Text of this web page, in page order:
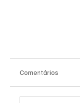
Comentários